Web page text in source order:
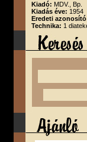
Kiadó: MDV., Bp.
Kiadás éve: 1954
Eredeti
Technika: 1